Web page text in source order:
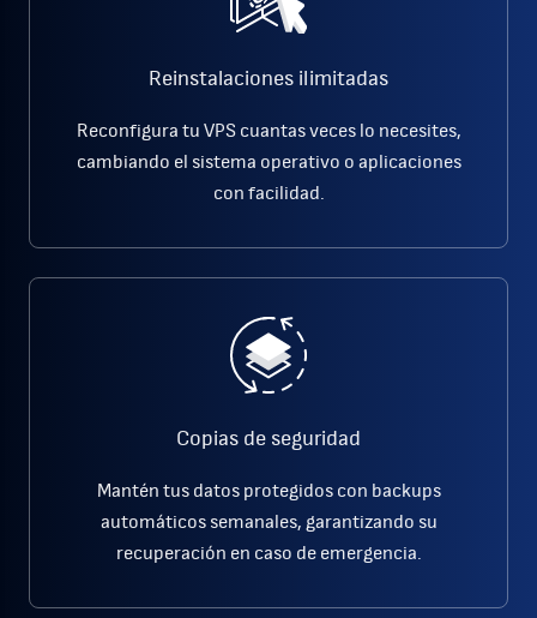
Reinstalaciones ilimitadas
Reconfigura tu VPS cuantas veces lo necesites,
cambiando el sistema operativo o aplicaciones
con facilidad.
Copias de seguridad
Mantén tus datos protegidos con backups
automáticos semanales, garantizando su
recuperación en caso de emergencia.